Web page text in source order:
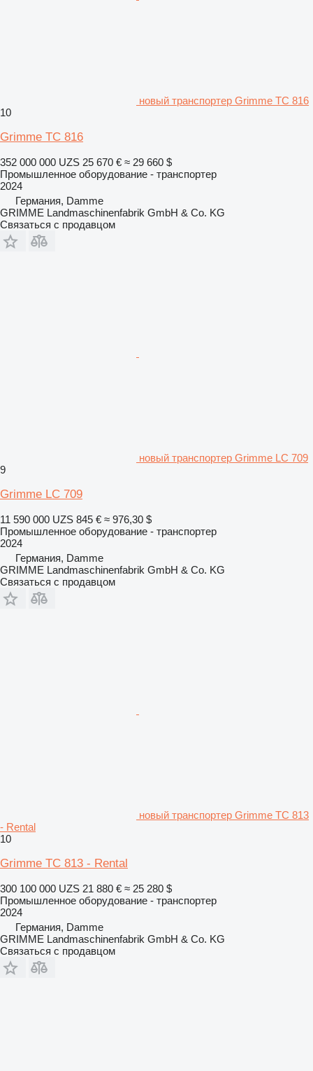
новый транспортер Grimme TC 816
10
Grimme TC 816
352 000 000 UZS 25 670 € ≈ 29 660 $
Промышленное оборудование - транспортер
2024
Германия, Damme
GRIMME Landmaschinenfabrik GmbH & Co. KG
Связаться с продавцом
новый транспортер Grimme LC 709
9
Grimme LC 709
11 590 000 UZS 845 € ≈ 976,30 $
Промышленное оборудование - транспортер
2024
Германия, Damme
GRIMME Landmaschinenfabrik GmbH & Co. KG
Связаться с продавцом
новый транспортер Grimme TC 813
- Rental
10
Grimme TC 813 - Rental
300 100 000 UZS 21 880 € ≈ 25 280 $
Промышленное оборудование - транспортер
2024
Германия, Damme
GRIMME Landmaschinenfabrik GmbH & Co. KG
Связаться с продавцом